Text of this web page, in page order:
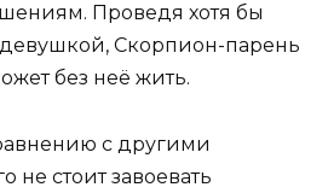
Проведя хотя бы
Скорпион-парень
без неё жить.
с другими
стоит завоевать